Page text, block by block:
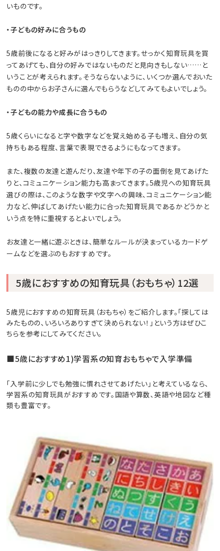
いものです。
・子どもの好みに合うもの
5歳前後になると好みがはっきりしてきます。せっかく知育玩具を買
ってあげても、自分の好みではないものだと見向きもしない……と
いうことが考えられます。そうならないように、いくつか選んでおいた
ものの中からお子さんに選んでもらうなどしてみてもよいでしょう。
・子どもの能力や成長に合うもの
5歳くらいになると字や数字などを覚え始める子も増え、自分の気
持ちもある程度、言葉で表現できるようにもなってきます。
また、複数の友達と遊んだり、友達や年下の子の面倒を見てあげた
りと、コミュニケーション能力も高まってきます。5歳児への知育玩具
選びの際は、このような数字や文字への興味、コミュニケーション能
力など、伸ばしてあげたい能力に合った知育玩具であるかどうかと
いう点を特に重視するとよいでしょう。
お友達と一緒に遊ぶときは、簡単なルールが決まっているカードゲ
ームなどを選ぶのもおすすめです。
5歳におすすめの知育玩具（おもちゃ）12選
5歳児におすすめの知育玩具（おもちゃ）をご紹介します。「探しては
みたものの、いろいろありすぎて決められない！」という方はぜひこ
ちらを参考にしてみてください。
■5歳におすすめ1)学習系の知育おもちゃで入学準備
「入学前に少しでも勉強に慣れさせてあげたい」と考えているなら、
学習系の知育玩具がおすすめです。国語や算数、英語や地図など種
類も豊富です。